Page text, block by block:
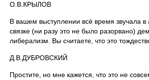
О.В.КРЫЛОВ
В вашем выступлении всё время звучала в
связке (ни разу это не было разорвано)
либерализм. Вы считаете, что это
Д.В.ДУБРОВСКИЙ
Простите, но мне кажется, что это не